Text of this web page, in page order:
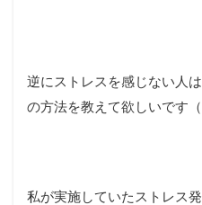
逆にストレスを感じない人
の方法を教えて欲しいです（
私が実施していたストレス